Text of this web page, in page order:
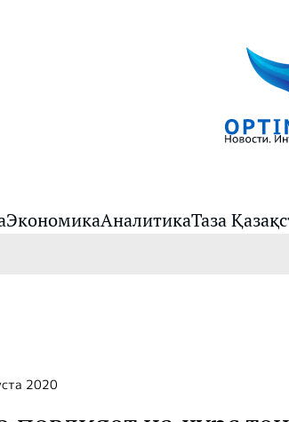
ЭкономикаАналитикаТаза
2020